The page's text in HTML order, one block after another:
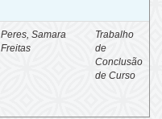
Peres, Samara
Freitas
Trabalho
de
Conclusão
de Curso